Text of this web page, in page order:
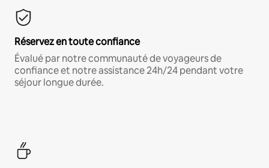
Réservez en toute confiance
Évalué par notre communauté de voyageurs de
confiance et notre assistance 24h/24 pendant votre
séjour longue durée.